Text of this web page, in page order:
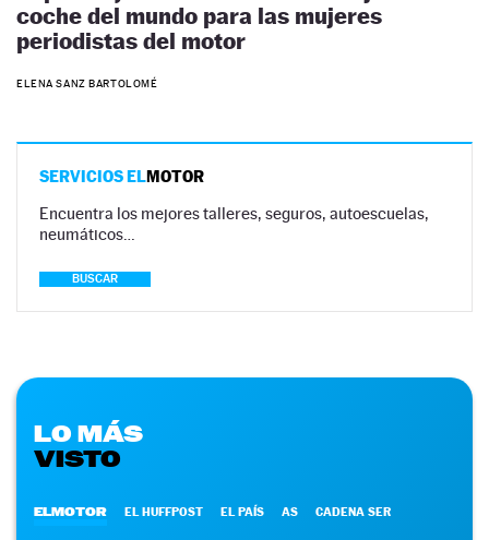
coche del mundo para las mujeres
periodistas del motor
ELENA SANZ BARTOLOMÉ
SERVICIOS ELMOTOR
Encuentra los mejores talleres, seguros, autoescuelas,
neumáticos…
BUSCAR
LO MÁS
VISTO
ELMOTOR EL HUFFPOST EL PAÍS AS CADENA SER